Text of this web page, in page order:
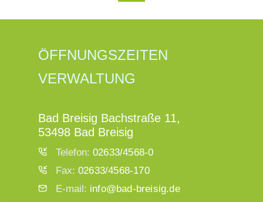
ÖFFNUNGSZEITEN
VERWALTUNG
Bad Breisig Bachstraße 11,
53498 Bad Breisig
Telefon: 02633/4568-0
Fax: 02633/4568-170
E-mail: info@bad-breisig.de